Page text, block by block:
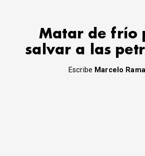
Matar de frío
salvar a las
Escribe Marcelo Ramal